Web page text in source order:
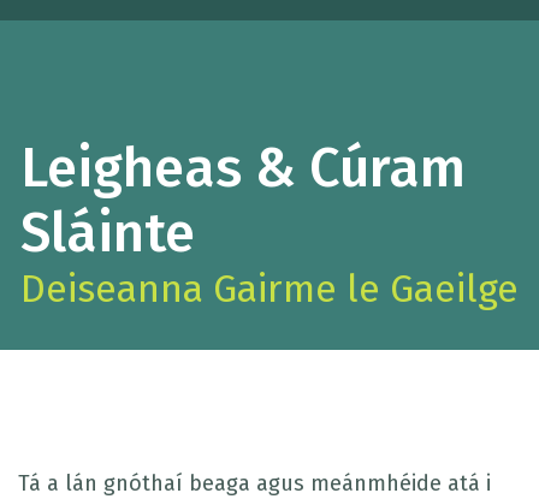
Leigheas & Cúram
Sláinte
Deiseanna Gairme le Gaeilge
Tá a lán gnóthaí beaga agus meánmhéide atá i